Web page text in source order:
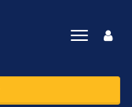
Toggle